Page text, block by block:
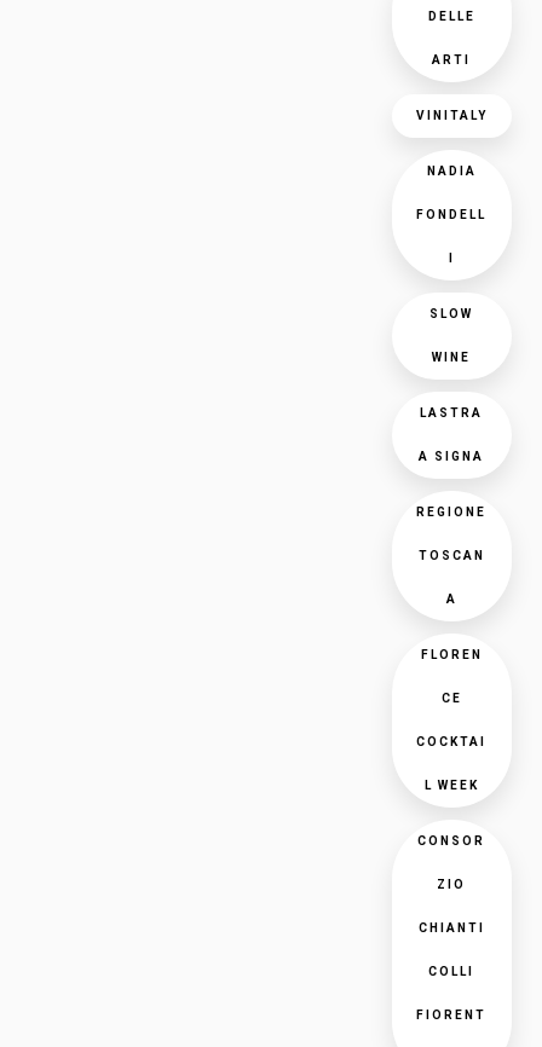
DELLE
ARTI
VINITALY
NADIA
FONDELL
SLOW
WINE
LASTRA
A SIGNA
REGIONE
TOSCAN
A
FLOREN
CE
COCKTAI
L WEEK
CONSOR
ZIO
CHIANTI
COLLI
FIORENT